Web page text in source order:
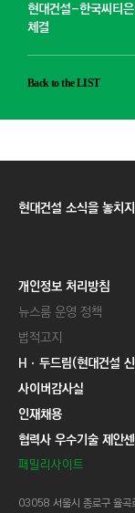
현대건설-한국씨티
체결
Back to the LIST
현대건설 소식을 놓치
개인정보 처리방침
뉴스룸 운영 정책
법적고지
Hㆍ두드림(현대건설
사이버감사실
인재채용
협력사 우수기술 제안
패밀리사이트
03058 서울시 종로구 율곡